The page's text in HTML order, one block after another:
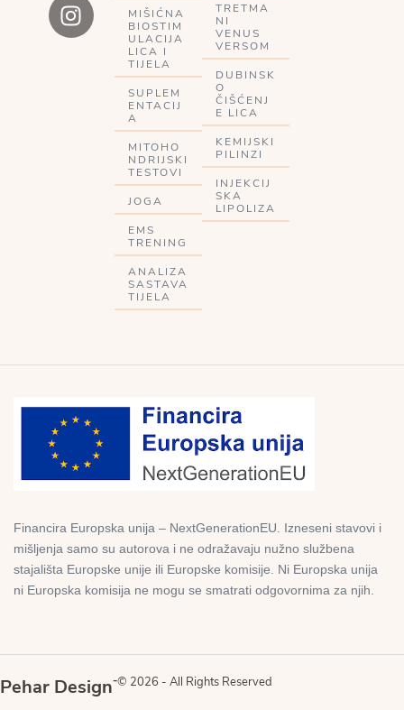
MIŠIĆNA
BIOSTIM
ULACIJA
LICA I
TIJELA
SUPLEM
ENTACIJ
A
MITOHO
NDRIJSKI
TESTOVI
JOGA
EMS
TRENING
ANALIZA
SASTAVA
TIJELA
TRETMA
NI
VENUS
VERSOM
DUBINSK
O
ČIŠĆENJ
E LICA
KEMIJSKI
PILINZI
INJEKCIJ
SKA
LIPOLIZA
Financira Europska unija – NextGenerationEU. Izneseni stavovi i
mišljenja samo su autorova i ne odražavaju nužno službena
stajališta Europske unije ili Europske komisije. Ni Europska unija
ni Europska komisija ne mogu se smatrati odgovornima za njih.
Pehar Design-© 2026 - All Rights Reserved